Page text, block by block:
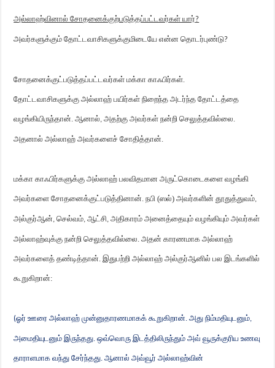
அல்லாஹ்வினால் சோதனைக்குற்படுத்தப்பட்டவர்கள் யார்?
அவர்களுக்கும் தோட்டவாசிகளுக்குமிடையே என்ன தொடர்புண்டு?
சோதனைக்குட்படுத்தப்பட்டவர்கள் மக்கா காஃபிர்கள்.
தோட்டவாசிகளுக்கு அல்லாஹ் பயிர்கள் நிறைந்த அடர்ந்த தோட்டத்தை
வழங்கியிருந்தான். ஆனால்,அதற்கு அவர்கள் நன்றி செலுத்தவில்லை.
அதனால் அல்லாஹ் அவர்களைச் சோதித்தான்.
மக்கா காஃபிர்களுக்கு அல்லாஹ் பலவிதமான அருட்கொடைகளை வழங்கி
அவர்களை சோதனைக்குட்படுத்தினான். நபி (ஸல்) அவர்களின் தூதுத்துவம்,
அல்குர்ஆன்,செல்வம்,ஆட்சி,அதிகாரம் அனைத்தையும் வழங்கியும் அவர்கள்
அல்லாஹ்வுக்கு நன்றி செலுத்தவில்லை. அதன் காரணமாக அல்லாஹ்
அவர்களைத் தண்டித்தான். இதுபற்றி அல்லாஹ் அல்குர்ஆனில் பல இடங்களில்
கூறுகிறான்:
(ஓர் ஊரை அல்லாஹ் முன்னுதாரணமாகக் கூறுகிறான். அது நிம்மதியுடனும்,
அமைதியுடனும் இருந்தது. ஒவ்வொரு இடத்திலிருந்தும் அவ் வூருக்குரிய உணவு
தாராளமாக வந்து சேர்ந்தது. ஆனால் அவ்வூர் அல்லாஹ்வின்